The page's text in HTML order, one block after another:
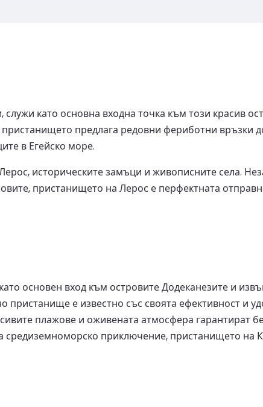
като основна входна точка към този красив
предлага редовни фериботни връзки
в Егейско море.
историческите замъци и живописните села.
пристанището на Лерос е перфектната
основен вход към островите Додеканезите и
пристанище е известно със своята ефективност и
плажове и оживената атмосфера гарантират
средиземноморско приключение, пристанището на